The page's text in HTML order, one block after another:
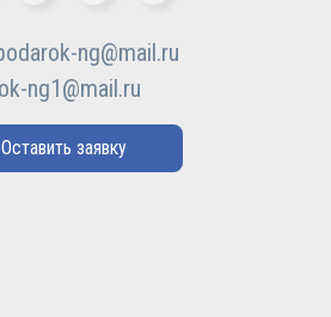
ng@mail.ru
ng1@mail.ru
Оставить заявку